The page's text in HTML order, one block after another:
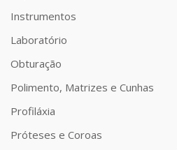
Instrumentos
Laboratório
Obturação
Polimento, Matrizes e Cunhas
Profiláxia
Próteses e Coroas